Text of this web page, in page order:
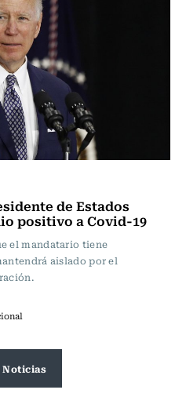
de Estados
positivo a Covid-19
el mandatario tiene
aislado por el
Noticias